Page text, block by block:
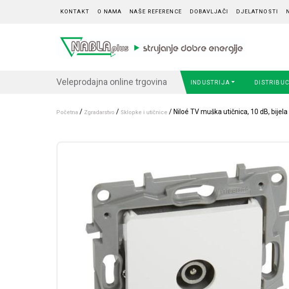
KONTAKT O NAMA NAŠE REFERENCE DOBAVLJAČI DJELATNOSTI
Veleprodajna online trgovina INDUSTRIJA
Početna / Zgradarstvo / Sklopke i utičnice / Niloé TV muška utičnica, 10 dB, bijela